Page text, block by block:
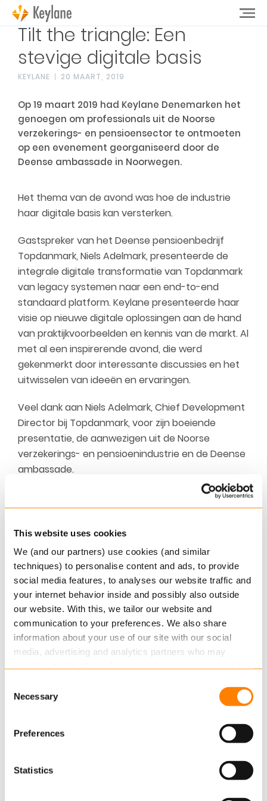
This website uses cookies
We (and our partners) use cookies (and similar
techniques) to personalise content and ads, to provide
social media features, to analyses our website traffic and
your internet behavior inside and possibly also outside
our website. With this, we tailor our website and
communication to your preferences. We also share
information about your use of our site with our social
media, advertising and analytics partners who may
services.
about this in our cookie statement. Through
the cookie settings under “Details”, you can determine
withdraw
Selection
Necessary
Preferences
Statistics
Tilt the triangle: Een
stevige digitale basis
KEYLANE 20 MAART, 2019
Op 19 maart 2019 had Keylane Denemarken het
genoegen om professionals uit de Noorse
verzekerings- en pensioensector te ontmoeten
op een evenement georganiseerd door de
Deense ambassade in Noorwegen.
Het thema van de avond was hoe de industrie
haar digitale basis kan versterken.
Gastspreker van het Deense pensioenbedrijf
Topdanmark, Niels Adelmark, presenteerde de
integrale digitale transformatie van Topdanmark
van legacy systemen naar een end-to-end
standaard platform. Keylane presenteerde haar
visie op nieuwe digitale oplossingen aan de hand
van praktijkvoorbeelden en kennis van de markt. Al
met al een inspirerende avond, die werd
gekenmerkt door interessante discussies en het
uitwisselen van ideeën en ervaringen.
Veel dank aan Niels Adelmark, Chief Development
Director bij Topdanmark, voor zijn boeiende
presentatie, de aanwezigen uit de Noorse
verzekerings- en pensioenindustrie en de Deense
ambassade.
het versterken van de positie in de markt door
middel van technologie en door het creëren van
een sterke digitale basis die voldoet aan
veranderingen in de markt. Denk aan de
toenemende eisen van klanten, compliance en
veranderende industriestandaarden. Digitalisering
maakt tegelijkertijd snelle productintroducties en
efficiënte bedrijfsprocessen mogelijk. Voor meer
informatie over ons platform, klikhier
Contact
rune.skanoy@keylane.com
Gerelateerde artikelen